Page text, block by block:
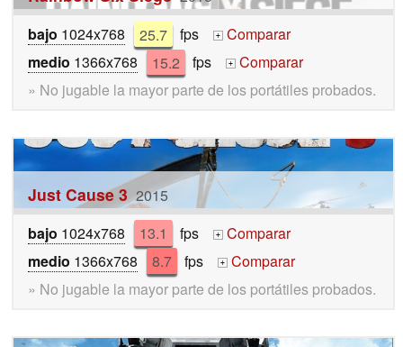
bajo 1024x768 25.7 fps +
Comparar
medio 1366x768 15.2 fps +
Comparar
» No jugable la mayor parte de los portátiles probados.
Just Cause 3 2015
bajo 1024x768 13.1 fps +
Comparar
medio 1366x768 8.7 fps +
Comparar
» No jugable la mayor parte de los portátiles probados.